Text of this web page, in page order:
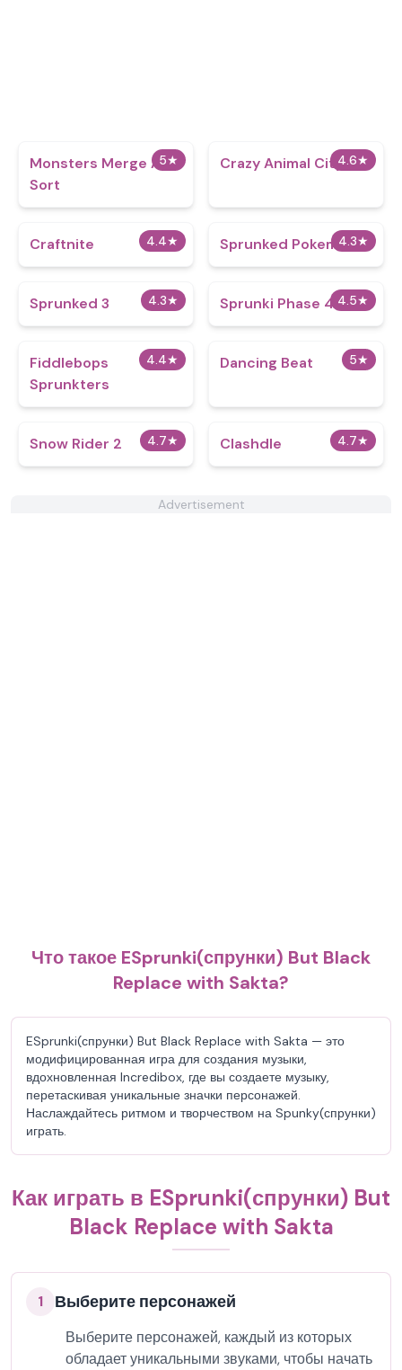
5★
Monsters Merge And
Sort
4.6★
Crazy Animal City
4.4★
Craftnite 4.3★
Sprunked Pokemon
4.3★
Sprunked 3 4.5★
Sprunki Phase 4
4.4★
Fiddlebops
Sprunkters
5★
Dancing Beat
4.7★
Snow Rider 2 4.7★
Clashdle
Advertisement
Что такое ESprunki(спрунки) But Black
Replace with Sakta?
ESprunki(спрунки) But Black Replace with Sakta — это
модифицированная игра для создания музыки,
вдохновленная Incredibox, где вы создаете музыку,
перетаскивая уникальные значки персонажей.
Наслаждайтесь ритмом и творчеством на Spunky(спрунки)
играть.
Как играть в ESprunki(спрунки) But
Black Replace with Sakta
1 Выберите персонажей
Выберите персонажей, каждый из которых
обладает уникальными звуками, чтобы начать